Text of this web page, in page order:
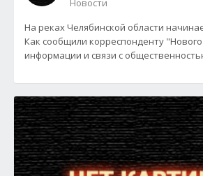
Новости
На реках Челябинской области
Как сообщили корреспонденту
информации и связи с